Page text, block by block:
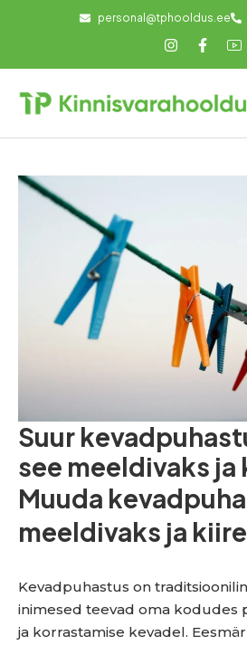
personal@tphooldus.ee
Suur
see meeldivaks ja
Muuda
meeldivaks ja
Kevadpuhastus on
inimesed teevad oma kodudes
ja korrastamise kevadel.